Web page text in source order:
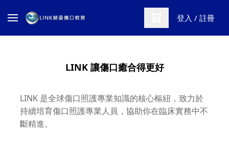
登入 / 註冊
LINK 讓傷口癒合得更好
LINK 是全球傷口照護專業知識的核心樞紐，致力於
持續培育傷口照護專業人員，協助你在臨床實務中不
斷精進。